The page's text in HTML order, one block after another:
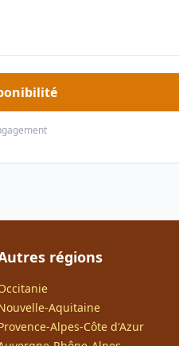
régions
Aquitaine
Alpes-Côte d'Azur